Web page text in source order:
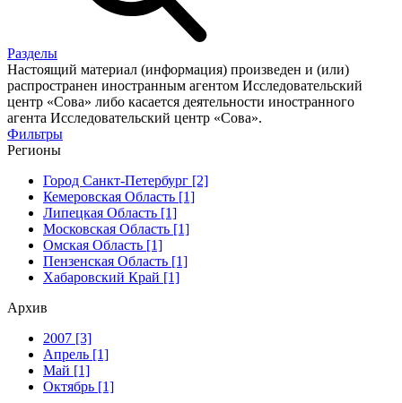
Разделы
Настоящий материал (информация) произведен и (или)
распространен иностранным агентом Исследовательский
центр «Сова» либо касается деятельности иностранного
агента Исследовательский центр «Сова».
Фильтры
Регионы
Город Санкт-Петербург [2]
Кемеровская Область [1]
Липецкая Область [1]
Московская Область [1]
Омская Область [1]
Пензенская Область [1]
Хабаровский Край [1]
Архив
2007 [3]
Апрель [1]
Май [1]
Октябрь [1]